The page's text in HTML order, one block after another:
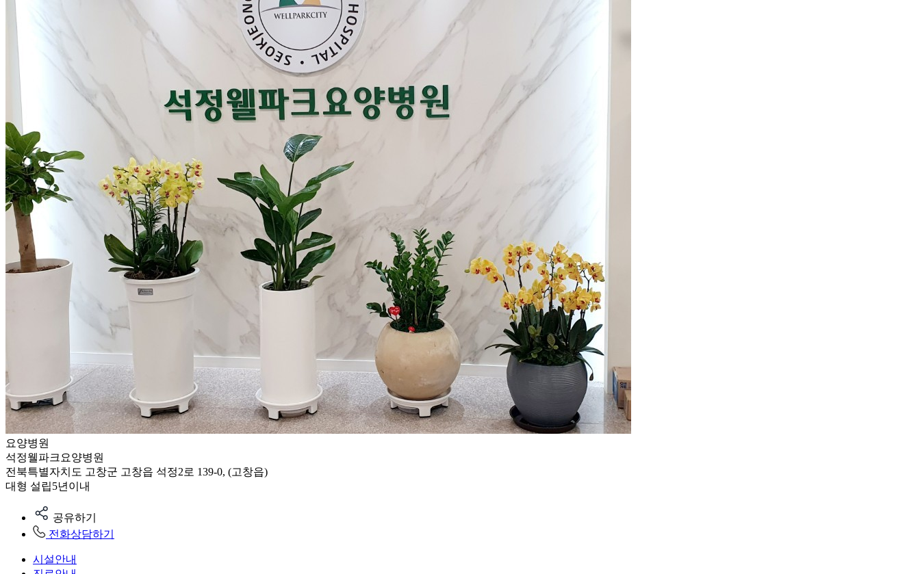
요양병원
석정웰파크요양병원
전북특별자치도 고창군 고창읍 석정2로 139-0, (고창읍)
대형 설립5년이내
공유하기
전화상담하기
시설안내